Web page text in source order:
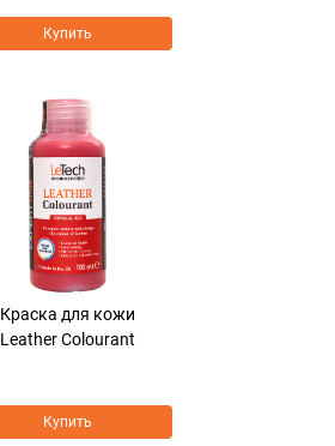
Купить
Краска для кожи
Leather Colourant
Купить